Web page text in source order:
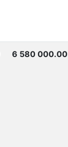
6 580 000.00